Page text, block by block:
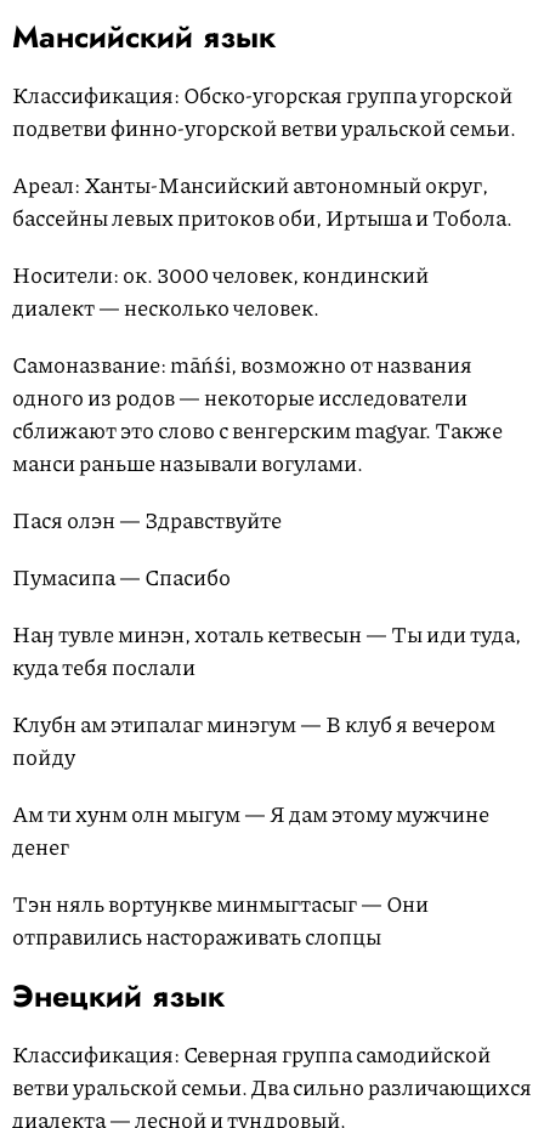
Мансийский язык
Классификация: Обско-угорская группа угорской
подветви финно-угорской ветви уральской семьи.
Ареал: Ханты-Мансийский автономный округ,
бассейны левых притоков оби, Иртыша и Тобола.
Носители: ок. 3000 человек, кондинский
диалект — несколько человек.
Самоназвание: māńśi, возможно от названия
одного из родов — некоторые исследователи
сближают это слово с венгерским magyar. Также
манси раньше называли вогулами.
Пася олэн — Здравствуйте
Пумасипа — Спасибо
Наӈ тувле минэн, хоталь кетвесын — Ты иди туда,
куда тебя послали
Клубн ам этипалаг минэгум — В клуб я вечером
пойду
Ам ти хунм олн мыгум — Я дам этому мужчине
денег
Тэн няль вортуӈкве минмыгтасыг — Они
отправились настораживать слопцы
Энецкий язык
Классификация: Северная группа самодийской
ветви уральской семьи. Два сильно различающихся
диалекта — лесной и тундровый.